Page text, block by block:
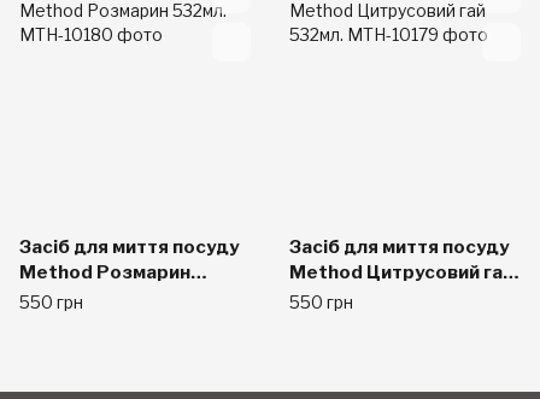
Засіб для миття посуду
Method Розмарин
532мл.
550 грн
Засіб для миття посуду
Method Цитрусовий гай
532мл.
550 грн